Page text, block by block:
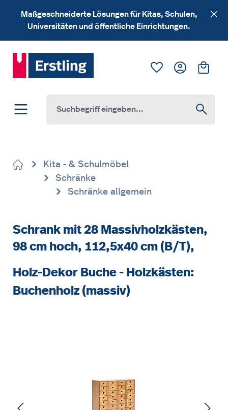
Zum Hauptinhalt springen
Maßgeschneiderte Lösungen für Kitas, Schulen,
Universitäten und öffentliche Einrichtungen.
Du hast 0
Kita - & Schulmöbel
Schränke
Schränke allgemein
Schrank mit 28 Massivholzkästen,
98 cm hoch, 112,5x40 cm (B/T),
Holz-Dekor Buche - Holzkästen:
Buchenholz (massiv)